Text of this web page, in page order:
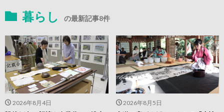
暮らし の最新記事8件
2026年8月5日
2026年8月4日